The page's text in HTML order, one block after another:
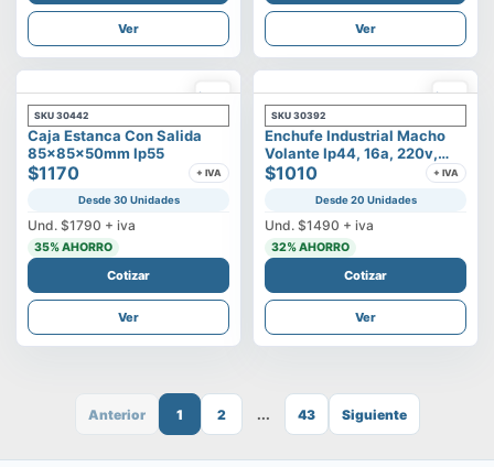
Ver Ver
SKU 30442
Caja Estanca Con Salida
85x85x50mm Ip55
$1170 + IVA
Desde 30 Unidades
Und. $1790 + iva
35% AHORRO
Cotizar
Ver
SKU 30392
Enchufe Industrial Macho
Volante Ip44, 16a, 220v,
2p+t
$1010 + IVA
Desde 20 Unidades
Und. $1490 + iva
32% AHORRO
Cotizar
Ver
Anterior 1 2 ... 43 Siguiente